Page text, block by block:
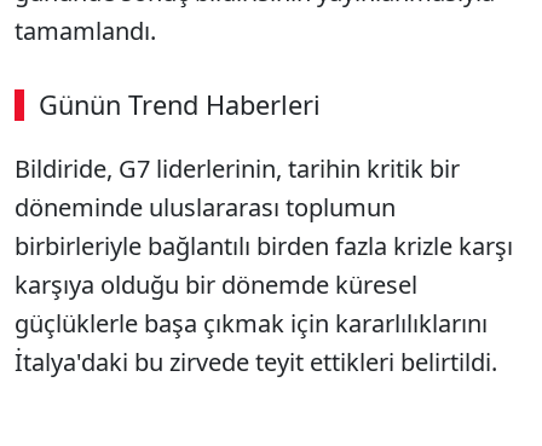
tamamlandı.
Günün Trend Haberleri
Bildiride, G7 liderlerinin, tarihin kritik bir
döneminde uluslararası toplumun
birbirleriyle bağlantılı birden fazla krizle karşı
karşıya olduğu bir dönemde küresel
güçlüklerle başa çıkmak için kararlılıklarını
İtalya'daki bu zirvede teyit ettikleri belirtildi.